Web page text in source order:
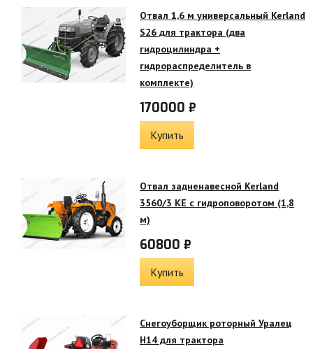
Отвал 1,6 м универсальный Kerland
S26 для трактора (два
гидроцилиндра +
гидрораспределитель в
комплекте)
170000 ₽
Купить
Отвал задненавесной Kerland
3560/3 KE с гидроповоротом (1,8
м)
60800 ₽
Купить
Снегоуборщик роторный Уралец
Н14 для трактора